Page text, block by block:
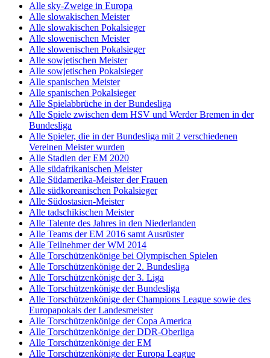
Alle sky-Zweige in Europa
Alle slowakischen Meister
Alle slowakischen Pokalsieger
Alle slowenischen Meister
Alle slowenischen Pokalsieger
Alle sowjetischen Meister
Alle sowjetischen Pokalsieger
Alle spanischen Meister
Alle spanischen Pokalsieger
Alle Spielabbrüche in der Bundesliga
Alle Spiele zwischen dem HSV und Werder Bremen in der
Bundesliga
Alle Spieler, die in der Bundesliga mit 2 verschiedenen
Vereinen Meister wurden
Alle Stadien der EM 2020
Alle südafrikanischen Meister
Alle Südamerika-Meister der Frauen
Alle südkoreanischen Pokalsieger
Alle Südostasien-Meister
Alle tadschikischen Meister
Alle Talente des Jahres in den Niederlanden
Alle Teams der EM 2016 samt Ausrüster
Alle Teilnehmer der WM 2014
Alle Torschützenkönige bei Olympischen Spielen
Alle Torschützenkönige der 2. Bundesliga
Alle Torschützenkönige der 3. Liga
Alle Torschützenkönige der Bundesliga
Alle Torschützenkönige der Champions League sowie des
Europapokals der Landesmeister
Alle Torschützenkönige der Copa America
Alle Torschützenkönige der DDR-Oberliga
Alle Torschützenkönige der EM
Alle Torschützenkönige der Europa League